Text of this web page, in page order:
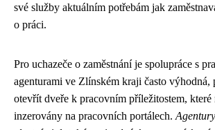
své služby aktuálním potřebám jak
o práci.
Pro uchazeče o zaměstnání je spolupráce s
agenturami ve Zlínském kraji často výhodná,
otevřít dveře k pracovním příležitostem, které
inzerovány na pracovních portálech.